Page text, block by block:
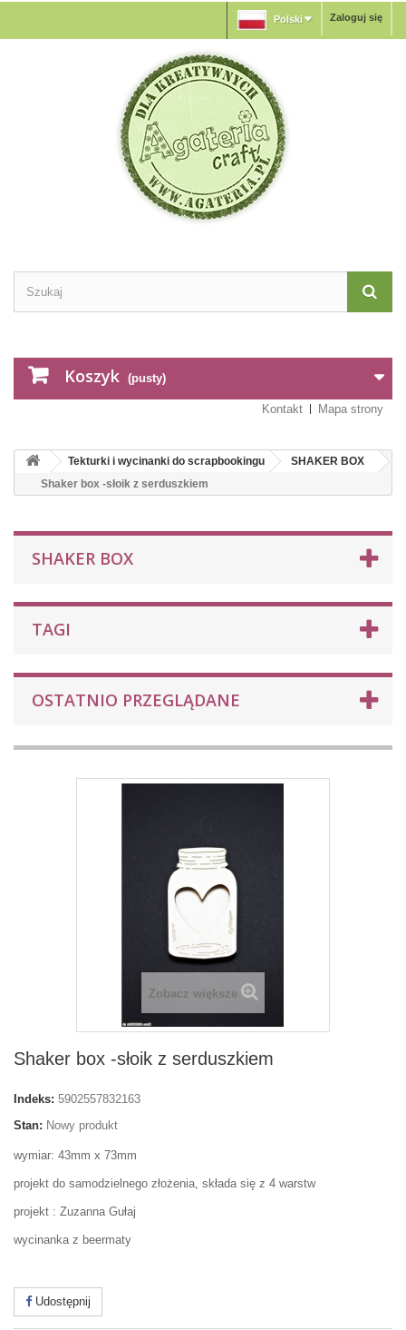
Zaloguj się
Polski
Koszyk (pusty)
Kontakt Mapa strony
Tekturki i wycinanki do scrapbookingu
SHAKER BOX
Shaker box -słoik z serduszkiem
SHAKER BOX
TAGI
OSTATNIO PRZEGLĄDANE
Zobacz większe
Shaker box -słoik z serduszkiem
Indeks: 5902557832163
Stan: Nowy produkt
wymiar: 43mm x 73mm
projekt do samodzielnego złożenia, składa się z 4 warstw
projekt : Zuzanna Gułaj
wycinanka z beermaty
Udostępnij